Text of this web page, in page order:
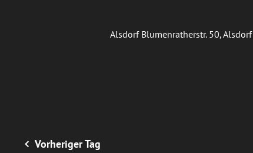
Alsdorf Blumenratherstr. 50, Alsdorf
Vorheriger Tag